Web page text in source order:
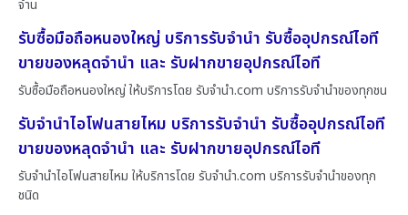
จำน
รับซื้อมือถือหนองใหญ่ บริการรับจำนำ รับซื้ออุปกรณ์ไอที
ขายของหลุดจำนำ และ รับฝากขายอุปกรณ์ไอที
รับซื้อมือถือหนองใหญ่ ให้บริการโดย รับจํานํา.com บริการรับจำนำของทุกชน
รับจำนำไอโฟนสายไหม บริการรับจำนำ รับซื้ออุปกรณ์ไอที
ขายของหลุดจำนำ และ รับฝากขายอุปกรณ์ไอที
รับจำนำไอโฟนสายไหม ให้บริการโดย รับจํานํา.com บริการรับจำนำของทุก
ชนิด